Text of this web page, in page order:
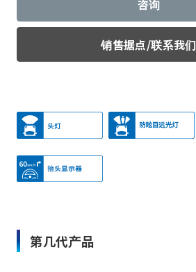
咨询
销售据点/联系我们
第几代产品